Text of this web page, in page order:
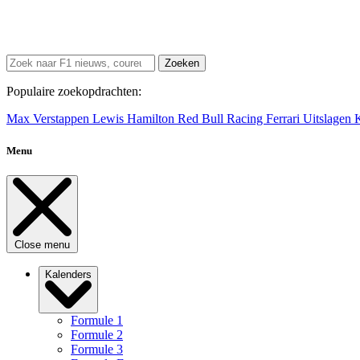
Zoeken
Populaire zoekopdrachten:
Max Verstappen Lewis Hamilton Red Bull Racing Ferrari Uitslagen
Menu
Close menu
Kalenders
Formule 1
Formule 2
Formule 3